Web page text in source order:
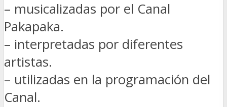
– musicalizadas por el Canal
Pakapaka.
– interpretadas por diferentes
artistas.
– utilizadas en la programación del
Canal.